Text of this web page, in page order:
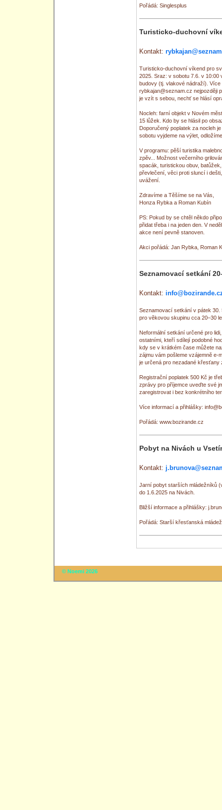
Pořádá: Singlesplus
Turisticko-duchovní
Kontakt:
Turisticko-duchovní víkend pro
2025. Sraz: v sobotu 7.6. v
budovy (tj. vlakové nádraží).
rybkajan@seznam.cz nejpozději
je vzít s sebou, nechť se hlásí
Nocleh: farní objekt v Novém
15 lůžek. Kdo by se hlásil po
Doporučený poplatek za nocleh
sobotu vyjdeme na výlet,
V programu: pěší turistika
zpěv... Možnost večerního
spacák, turistickou obuv,
převlečení, věci proti sluncí i
uvážení.
Zdravíme a Těšíme se na Vás,
Honza Rybka a Roman Kubín
PS: Pokud by se chtěl někdo
přidat třeba i na jeden den. V
akce není pevně stanoven.
Akci pořádá: Jan Rybka, Roman
Seznamovací setkání
Kontakt:
Seznamovací setkání v pátek 30.
pro věkovou skupinu cca 20–30
Neformální setkání určené pro
ostatními, kteří sdílejí podobné
kdy se v krátkém čase můžete
zájmu vám pošleme vzájemně e-
je určená pro nezadané
Registrační poplatek 500 Kč je
zprávy pro příjemce uveďte své
zaregistrovat i bez konkrétního
Více informací a přihlášky:
Pořádá: www.bozirande.cz
Pobyt na Nivách u
Kontakt:
Jarní pobyt starších mládežníků
do 1.6.2025 na Nivách.
Bližší informace a přihlášky:
Pořádá: Starší křesťanská
© Noemi 2026